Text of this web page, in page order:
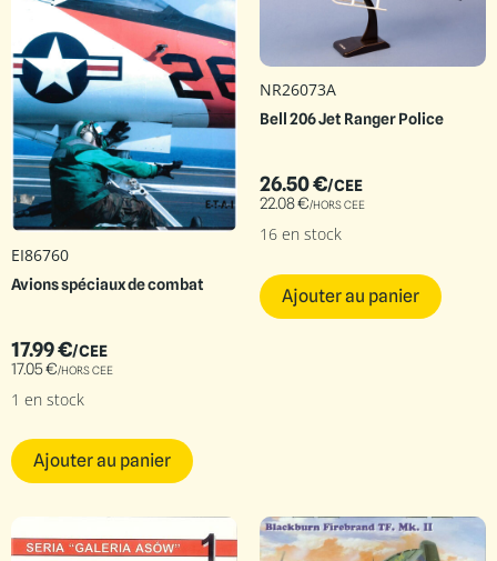
EI86760
Avions spéciaux de combat
17.99€/CEE
17.05€/HORS CEE
1 en stock
Ajouter au panier
NR26073A
Bell 206 Jet Ranger Police
26.50€/CEE
22.08€/HORS CEE
16 en stock
Ajouter au panier